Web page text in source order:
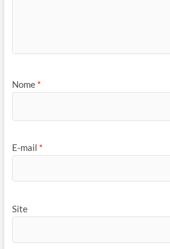
Nome *
E-mail *
Site